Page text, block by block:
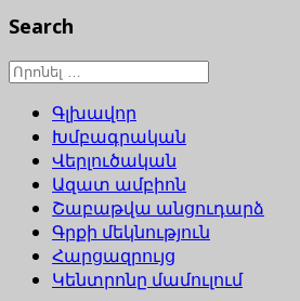
Search
Գլխավոր
Խմբագրական
Վերլուծական
Ազատ ամբիոն
Շաբաթվա անցուդարձ
Գրքի մեկնություն
Հարցազրույց
Կենտրոնը մամուլում